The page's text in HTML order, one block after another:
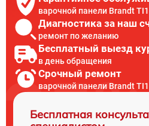
варочной панели Brandt
Диагностика за наш
ремонт по желанию
Бесплатный выезд
в день обращения
Срочный ремонт
варочной панели Brandt
Бесплатная